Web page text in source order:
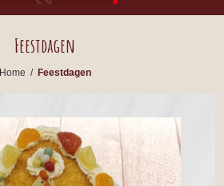
Feestdagen
Home / Feestdagen